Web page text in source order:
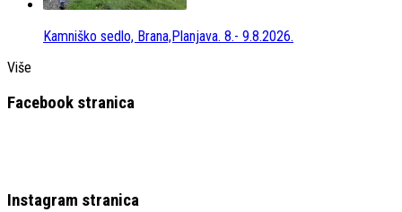
Kamniško sedlo, Brana,Planjava. 8.- 9.8.2026.
Više
Facebook stranica
Instagram stranica